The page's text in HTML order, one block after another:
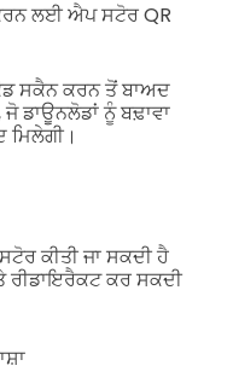
ਲਈ ਐਪ ਸਟੋਰ QR
ਸਕੈਨ ਕਰਨ ਤੋਂ ਬਾਅਦ
ਡਾਊਨਲੋਡਾਂ ਨੂੰ ਬਢ਼ਾਵਾ
ਕੀਤੀ ਜਾ ਸਕਦੀ ਹੈ
ਕਰ ਸਕਦੀ